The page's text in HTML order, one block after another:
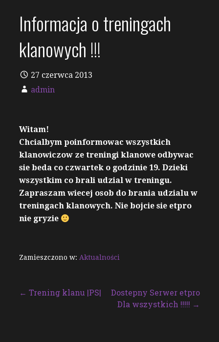
Informacja o treningach
klanowych !!!
27 czerwca 2013
admin
Witam!
Chcialbym poinformowac wszystkich
klanowiczow ze treningi klanowe odbywac
sie beda co czwartek o godzinie 19. Dzieki
wszystkim co brali udzial w treningu.
Zapraszam wiecej osob do brania udzialu w
treningach klanowych. Nie bojcie sie etpro
nie gryzie
Zamieszczono w: Aktualności
Nawigacja
← Trening klanu |PS|
Dostepny Serwer etpro
Dla wszystkich !!!!! →